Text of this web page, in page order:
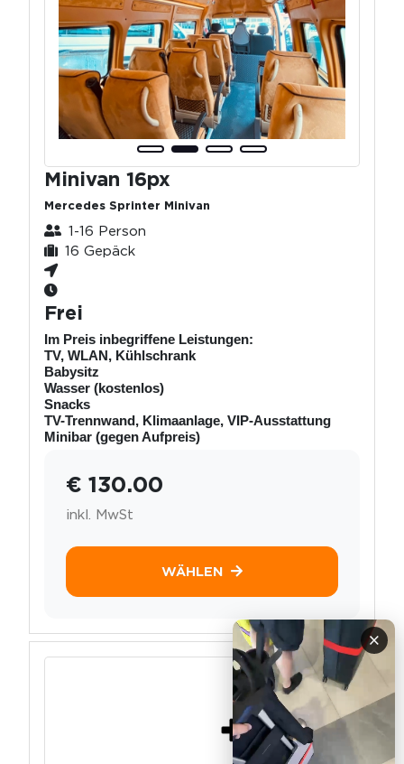
×
Minivan 16px
Mercedes Sprinter Minivan
1-16 Person
16 Gepäck
Frei
Im Preis inbegriffene Leistungen:
TV, WLAN, Kühlschrank
Babysitz
Wasser (kostenlos)
Snacks
TV-Trennwand, Klimaanlage, VIP-Ausstattung
Minibar (gegen Aufpreis)
€ 130.00
inkl. MwSt
WÄHLEN